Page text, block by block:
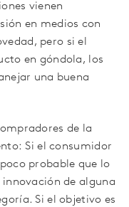
vienen
en medios con
pero si el
en góndola, los
una buena
de la
Si el consumidor
probable que lo
de alguna
Si el objetivo es